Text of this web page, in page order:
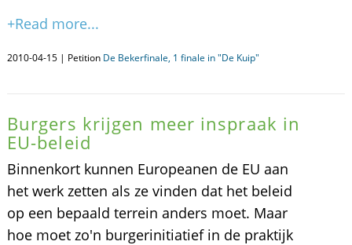
+Read more...
2010-04-15 | Petition De Bekerfinale, 1 finale in "De Kuip"
Burgers krijgen meer inspraak in
EU-beleid
Binnenkort kunnen Europeanen de EU aan
het werk zetten als ze vinden dat het beleid
op een bepaald terrein anders moet. Maar
hoe moet zo'n burgerinitiatief in de praktijk